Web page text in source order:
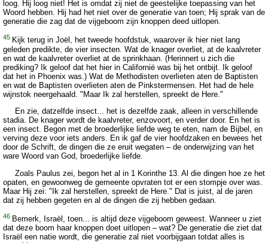
loog. Hij loog niet! Het is omdat zij niet de geestelijke toepassing van het
Woord hebben. Hij had het niet over de generatie van toen; Hij sprak van de
generatie die zag dat de vijgeboom zijn knoppen deed uitlopen.
45 Kijk terug in Joël, het tweede hoofdstuk, waarover ik hier niet lang
geleden predikte, de vier insecten. Wat de knager overliet, at de kaalvreter
en wat de kaalvreter overliet at de sprinkhaan. (Herinnert u zich die
prediking? Ik geloof dat het hier in Californië was bij het ontbijt. Ik geloof
dat het in Phoenix was.) Wat de Methodisten overlieten aten de Baptisten
en wat de Baptisten overlieten aten de Pinkstermensen. Het had de hele
wijnstok neergehaald. "Maar Ik zal herstellen, spreekt de Here."
En zie, datzelfde insect... het is dezelfde zaak, alleen in verschillende
stadia. De knager wordt de kaalvreter, enzovoort, en verder door. En het is
een insect. Begon met de broederlijke liefde weg te eten, nam de Bijbel, en
verving deze voor iets anders. En ik gaf de vier hoofdzaken en bewees het
door de Schrift, de dingen die ze eruit wegaten – de onderwijzing van het
ware Woord van God, broederlijke liefde.
Zoals Paulus zei, begon het al in 1 Korinthe 13. Al die dingen hoe ze het
opaten, en gewoonweg de gemeente opvraten tot er een stompje over was.
Maar Hij zei: "Ik zal herstellen, spreekt de Here." Dat is juist, al de jaren
dat zij hebben gegeten en al de dingen die zij hebben gedaan.
46 Bemerk, Israël, toen... is altijd deze vijgeboom geweest. Wanneer u ziet
dat deze boom haar knoppen doet uitlopen – wat? De generatie die ziet dat
Israël een natie wordt, die generatie zal niet voorbijgaan totdat alles is